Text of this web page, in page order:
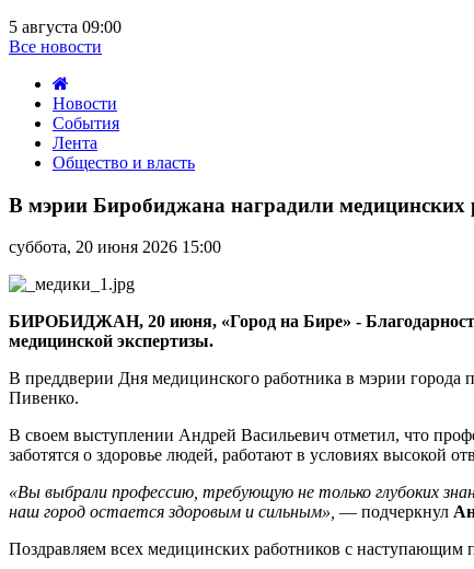
5 августа 09:00
Все новости
Новости
События
Лента
Общество и власть
мэрии
Биробиджана
наградили
медицинских
работников
В мэрии Биробиджана наградили медицинских
суббота, 20 июня 2026 15:00
БИРОБИДЖАН, 20 июня, «Город на Бире» -
медицинской экспертизы.
В преддверии Дня медицинского работника в мэрии города
Пивенко.
В своем выступлении Андрей Васильевич отметил, что
заботятся о здоровье людей, работают в условиях высокой
«Вы выбрали профессию, требующую не только глубоких
наш город остается здоровым и сильным», — подчеркнул
Поздравляем всех медицинских работников с наступающим